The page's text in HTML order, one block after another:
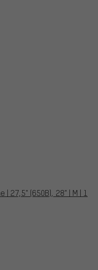
27,5" (650B), 28" | M | 1